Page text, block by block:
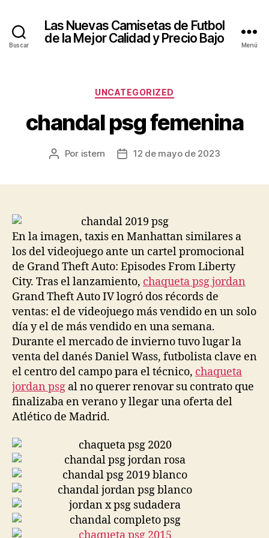
Buscar
Las Nuevas Camisetas de Futbol
de la Mejor Calidad y Precio Bajo
Menú
Categorías
UNCATEGORIZED
chandal psg femenina
Autor
Por istern
Fecha12 de mayo de 2023
En la imagen, taxis en Manhattan similares a
los del videojuego ante un cartel promocional
de Grand Theft Auto: Episodes From Liberty
City. Tras el lanzamiento, chaqueta psg jordan
Grand Theft Auto IV logró dos récords de
ventas: el de videojuego más vendido en un solo
día y el de más vendido en una semana.
Durante el mercado de invierno tuvo lugar la
venta del danés Daniel Wass, futbolista clave en
el centro del campo para el técnico, chaqueta
jordan psg al no querer renovar su contrato que
finalizaba en verano y llegar una oferta del
Atlético de Madrid.